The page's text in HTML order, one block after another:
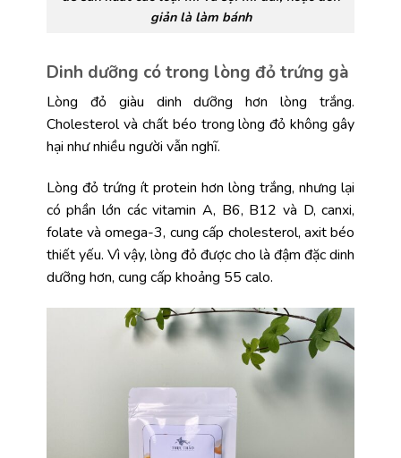
giản là làm bánh
Dinh dưỡng có trong lòng đỏ trứng gà
Lòng đỏ giàu dinh dưỡng hơn lòng trắng.
Cholesterol và chất béo trong lòng đỏ không gây
hại như nhiều người vẫn nghĩ.
Lòng đỏ trứng ít protein hơn lòng trắng, nhưng lại
có phần lớn các vitamin A, B6, B12 và D, canxi,
folate và omega-3, cung cấp cholesterol, axit béo
thiết yếu. Vì vậy, lòng đỏ được cho là đậm đặc dinh
dưỡng hơn, cung cấp khoảng 55 calo.